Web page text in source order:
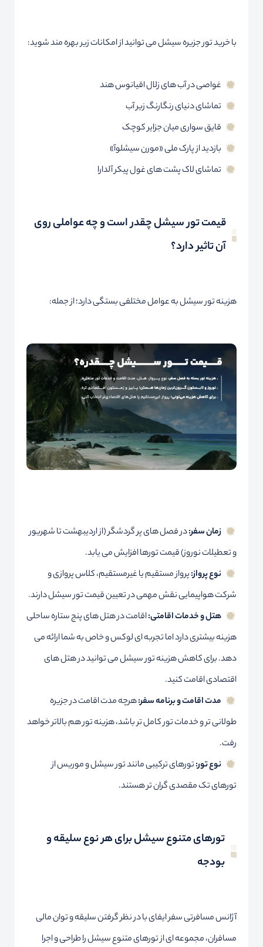
با خرید تور جزیره سیشل می توانید از امکانات زیر بهره مند شوید:
غواصی در آب های زلال اقیانوس هند
تماشای دنیای رنگارنگ زیر آب
قایق سواری میان جزایر کوچک
بازدید از پارک ملی «مورن سیشلوآ»
تماشای لاک پشت های غول پیکر آلدارا
قیمت تور سیشل چقدر است و چه عواملی روی
آن تاثیر دارد؟
هزینه تور سیشل به عوامل مختلفی بستگی دارد؛ از جمله:
زمان سفر:در فصل های پر گردشگر (از اردیبهشت تا شهریور
و تعطیلات نوروز) قیمت تورها افزایش می یابد.
نوع پرواز:پرواز مستقیم یا غیرمستقیم، کلاس پروازی و
شرکت هواپیمایی نقش مهمی در تعیین قیمت تور سیشل دارند.
هتل و خدمات اقامتی:اقامت در هتل های پنج ستاره ساحلی
هزینه بیشتری دارد اما تجربه ای لوکس و خاص به شما ارائه می
دهد. برای کاهش هزینه تور سیشل می توانید در هتل های
اقتصادی اقامت کنید.
مدت اقامت و برنامه سفر:هرچه مدت اقامت در جزیره
طولانی تر و خدمات تور کامل تر باشد، هزینه تور هم بالاتر خواهد
رفت.
نوع تور:تورهای ترکیبی مانند تور سیشل و موریس از
تورهای تک مقصدی گران تر هستند.
تورهای متنوع سیشل برای هر نوع سلیقه و
بودجه
آژانس مسافرتی سفر ایفای با در نظر گرفتن سلیقه و توان مالی
مسافران، مجموعه ای از تورهای متنوع سیشل را طراحی و اجرا